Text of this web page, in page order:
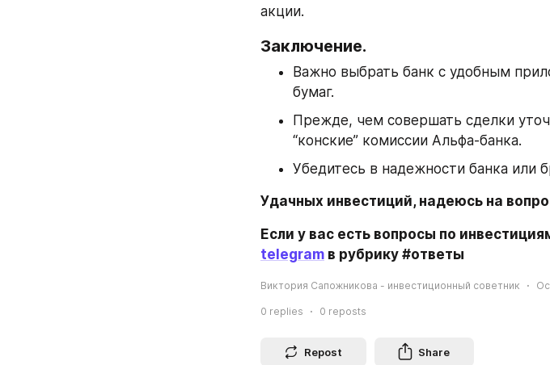
акции.
Заключение.
Важно выбрать банк с удобным
бумаг.
Прежде, чем совершать сделки
“конские” комиссии Альфа-банка.
Убедитесь в надежности банка или
Удачных инвестиций, надеюсь на
telegram в рубрику #ответы
Виктория Сапожникова - инвестиционный советник
0 replies 0 reposts
Repost Share